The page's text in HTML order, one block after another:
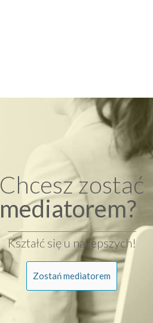
Chcesz zostać
mediatorem?
Kształć się u najlepszych!
Zostań mediatorem